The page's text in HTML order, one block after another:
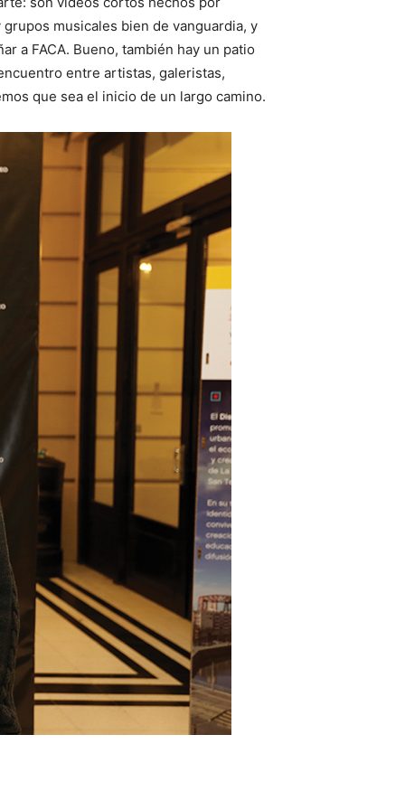
musicales bien de vanguardia, y
a FACA. Bueno, también hay un patio
entre artistas, galeristas,
que sea el inicio de un largo camino.